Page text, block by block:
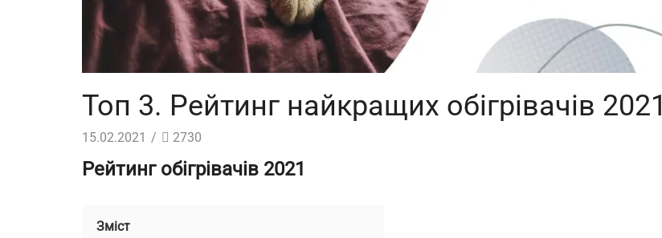
Топ 3. Рейтинг найкращих обігрівачів 2021
15.02.2021 / 2730
Рейтинг обігрівачів 2021
Зміст